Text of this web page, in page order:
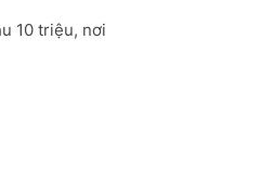
10 triệu, nơi